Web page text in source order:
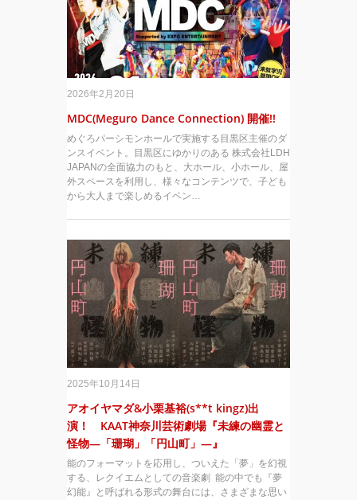
2026年2月20日
MDC(Meguro Dance Connection) 開催!!
めぐろパーシモンホールで実施する目黒区主催のダ
ンスイベント。目黒区にゆかりのある 株式会社LDH
JAPANの全面協力のもと、大ホール、小ホール、屋
外スペースを利用し、様々なコンテンツで、子ども
から大人まで楽しめるイベン…
2025年10月14日
アオイヤマダ&小栗基裕(s**t kingz)出
演！ KAAT神奈川芸術劇場『未練の幽霊と
怪物―「珊瑚」「円山町」―』
能のフォーマットを応用し、ついえた「夢」を幻視
する、レクイエムとしての音楽劇 能の中でも『夢
幻能』と呼ばれる形式の舞台には、さまざまな思い